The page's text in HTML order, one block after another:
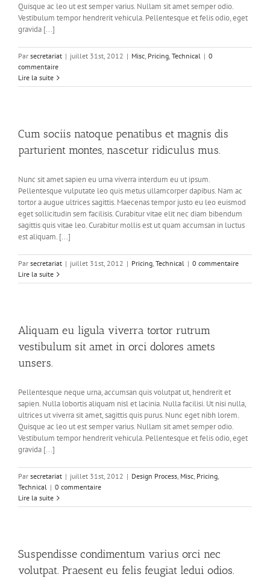
Quisque ac leo ut est semper varius. Nullam sit amet semper odio.
Vestibulum tempor hendrerit vehicula. Pellentesque et felis odio, eget
gravida [...]
Par secretariat | juillet 31st, 2012 | Misc, Pricing, Technical | 0
commentaire
Lire la suite
Cum sociis natoque penatibus et magnis dis
parturient montes, nascetur ridiculus mus.
Nunc sit amet sapien eu urna viverra interdum eu ut ipsum.
Pellentesque vulputate leo quis metus ullamcorper dapibus. Nam ac
tortor a augue ultrices sagittis. Maecenas tempor justo eu leo euismod
eget sollicitudin sem facilisis. Curabitur vitae elit nec diam bibendum
sagittis quis vitae leo. Curabitur mollis est ut quam accumsan in luctus
est aliquam. [...]
Par secretariat | juillet 31st, 2012 | Pricing, Technical | 0 commentaire
Lire la suite
Aliquam eu ligula viverra tortor rutrum
vestibulum sit amet in orci dolores amets
unsers.
Pellentesque neque urna, accumsan quis volutpat ut, hendrerit et
sapien. Nulla lobortis aliquam nisl et lacinia. Nulla facilisi. Ut nisi nulla,
ultrices ut viverra sit amet, sagittis quis purus. Nunc eget nibh lorem.
Quisque ac leo ut est semper varius. Nullam sit amet semper odio.
Vestibulum tempor hendrerit vehicula. Pellentesque et felis odio, eget
gravida [...]
Par secretariat | juillet 31st, 2012 | Design Process, Misc, Pricing,
Technical | 0 commentaire
Lire la suite
Suspendisse condimentum varius orci nec
volutpat. Praesent eu felis feugiat ledui odios.